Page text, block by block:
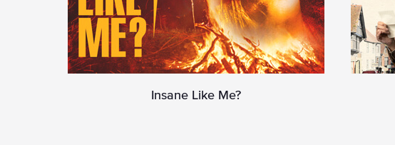
Insane Like Me?